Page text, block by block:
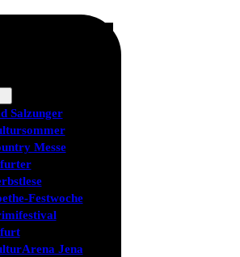
Salzunger
Messe
Festwoche
Jena